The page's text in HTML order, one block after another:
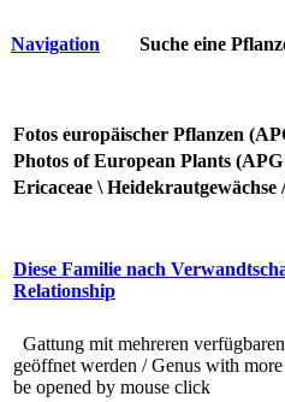
Navigation Suche eine
Fotos europäischer Pflanzen
Photos of European Plants
Ericaceae \
Diese Familie nach
Relationship
Gattung mit mehreren
geöffnet werden / Genus with
be opened by mouse click